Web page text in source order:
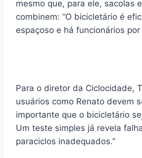
mesmo que, para ele, sacolas
combinem: “O bicicletário é
espaçoso e há funcionários por
Para o diretor da Ciclocidade,
usuários como Renato devem
importante que o bicicletário
Um teste simples já revela
paraciclos inadequados.”